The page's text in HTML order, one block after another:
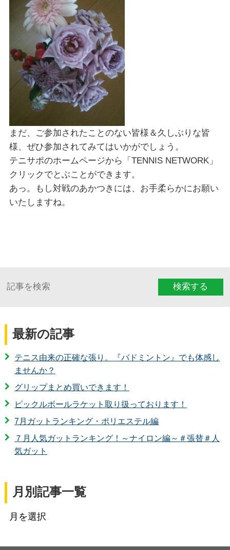
まだ、ご参加されたことのない皆様＆久しぶりな皆
様、ぜひ参加されてみてはいかがでしょう。
テニサポのホームページから「TENNIS NETWORK」
クリックでとぶことができます。
あっ。もし対戦のあかつきには、お手柔らかにお願い
いたしますね。
検索する
最新の記事
テニス由来の正確な張り。『バドミントン』でも体感し
ませんか？
グリップまとめ買いできます！
ピックルボールラケット取り扱っております！
7月ガットランキング・ポリエステル編
７月人気ガットランキング！～ナイロン編～＃張替＃人
気ガット
月別記事一覧